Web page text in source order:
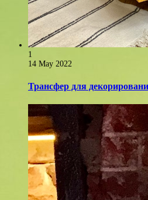
1
14 May 2022
Трансфер для